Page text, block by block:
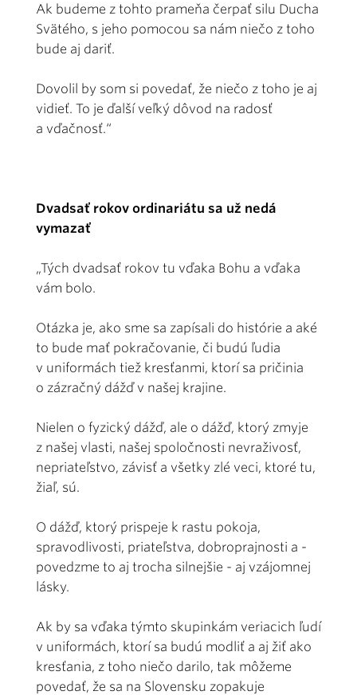
Ak budeme z tohto prameňa čerpať silu Ducha
Svätého, s jeho pomocou sa nám niečo z toho
bude aj dariť.
Dovolil by som si povedať, že niečo z toho je aj
vidieť. To je ďalší veľký dôvod na radosť
a vďačnosť.“
Dvadsať rokov ordinariátu sa už nedá
vymazať
„Tých dvadsať rokov tu vďaka Bohu a vďaka
vám bolo.
Otázka je, ako sme sa zapísali do histórie a aké
to bude mať pokračovanie, či budú ľudia
v uniformách tiež kresťanmi, ktorí sa pričinia
o zázračný dážď v našej krajine.
Nielen o fyzický dážď, ale o dážď, ktorý zmyje
z našej vlasti, našej spoločnosti nevraživosť,
nepriateľstvo, závisť a všetky zlé veci, ktoré tu,
žiaľ, sú.
O dážď, ktorý prispeje k rastu pokoja,
spravodlivosti, priateľstva, dobroprajnosti a -
povedzme to aj trocha silnejšie - aj vzájomnej
lásky.
Ak by sa vďaka týmto skupinkám veriacich ľudí
v uniformách, ktorí sa budú modliť a aj žiť ako
kresťania, z toho niečo darilo, tak môžeme
povedať, že sa na Slovensku zopakuje